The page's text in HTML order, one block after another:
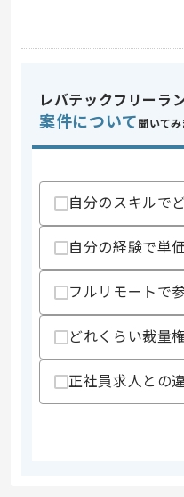
精算・お支払い
レバテックフリーラ
案件について 聞いてみ
自分のスキルで
自分の経験で単
フルリモートで
どれくらい裁量
正社員求人との